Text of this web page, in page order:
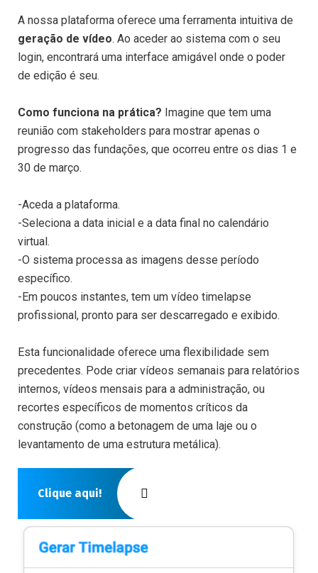
A nossa plataforma oferece uma ferramenta intuitiva de
geração de vídeo. Ao aceder ao sistema com o seu
login, encontrará uma interface amigável onde o poder
de edição é seu.
Como funciona na prática? Imagine que tem uma
reunião com stakeholders para mostrar apenas o
progresso das fundações, que ocorreu entre os dias 1 e
30 de março.
-Aceda a plataforma.
-Seleciona a data inicial e a data final no calendário
virtual.
-O sistema processa as imagens desse período
específico.
-Em poucos instantes, tem um vídeo timelapse
profissional, pronto para ser descarregado e exibido.
Esta funcionalidade oferece uma flexibilidade sem
precedentes. Pode criar vídeos semanais para relatórios
internos, vídeos mensais para a administração, ou
recortes específicos de momentos críticos da
construção (como a betonagem de uma laje ou o
levantamento de uma estrutura metálica).
Clique aqui!